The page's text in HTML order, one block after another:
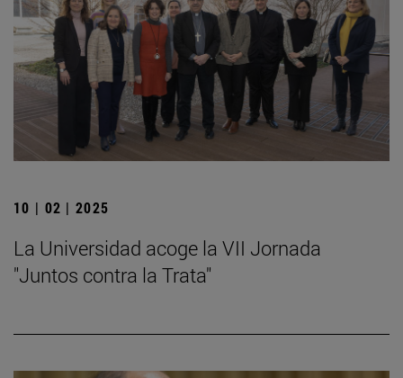
10 | 02 | 2025
La Universidad acoge la VII Jornada
"Juntos contra la Trata"